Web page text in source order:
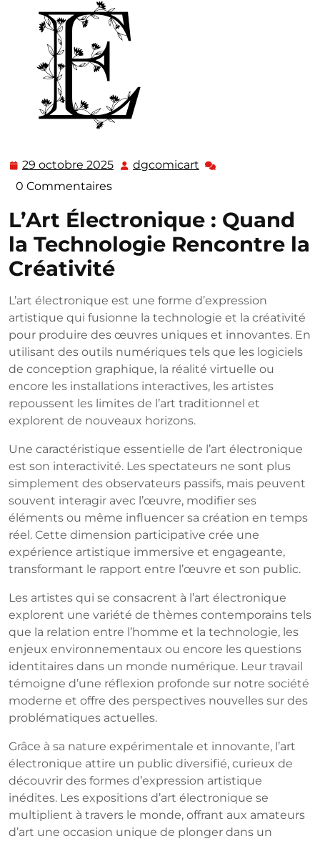
29 octobre 2025 29 dgcomicart dgcomicart
0 Commentaires
L’Art Électronique : Quand
la Technologie Rencontre la
Créativité
L’art électronique est une forme d’expression
artistique qui fusionne la technologie et la créativité
pour produire des œuvres uniques et innovantes. En
utilisant des outils numériques tels que les logiciels
de conception graphique, la réalité virtuelle ou
encore les installations interactives, les artistes
repoussent les limites de l’art traditionnel et
explorent de nouveaux horizons.
Une caractéristique essentielle de l’art électronique
est son interactivité. Les spectateurs ne sont plus
simplement des observateurs passifs, mais peuvent
souvent interagir avec l’œuvre, modifier ses
éléments ou même influencer sa création en temps
réel. Cette dimension participative crée une
expérience artistique immersive et engageante,
transformant le rapport entre l’œuvre et son public.
Les artistes qui se consacrent à l’art électronique
explorent une variété de thèmes contemporains tels
que la relation entre l’homme et la technologie, les
enjeux environnementaux ou encore les questions
identitaires dans un monde numérique. Leur travail
témoigne d’une réflexion profonde sur notre société
moderne et offre des perspectives nouvelles sur des
problématiques actuelles.
Grâce à sa nature expérimentale et innovante, l’art
électronique attire un public diversifié, curieux de
découvrir des formes d’expression artistique
inédites. Les expositions d’art électronique se
multiplient à travers le monde, offrant aux amateurs
d’art une occasion unique de plonger dans un